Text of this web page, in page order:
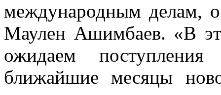
международным делам,
Маулен Ашимбаев. «В
ожидаем
ближайшие месяцы